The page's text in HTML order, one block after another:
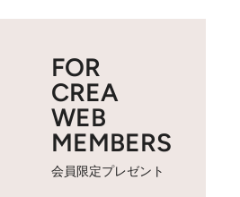
FOR
CREA
WEB
MEMBERS
会員限定プレゼント